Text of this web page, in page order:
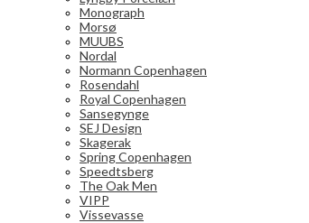
Monograph
Morsø
MUUBS
Nordal
Normann Copenhagen
Rosendahl
Royal Copenhagen
Sansegynge
SEJ Design
Skagerak
Spring Copenhagen
Speedtsberg
The Oak Men
VIPP
Vissevasse